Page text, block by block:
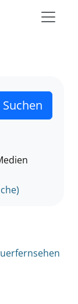
suchen wollen.